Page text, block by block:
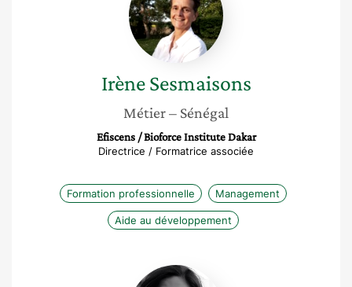
Irène Sesmaisons
Métier– Sénégal
Efiscens / Bioforce Institute Dakar
Directrice / Formatrice associée
Formation professionnelle Management
Aide au développement
Asma